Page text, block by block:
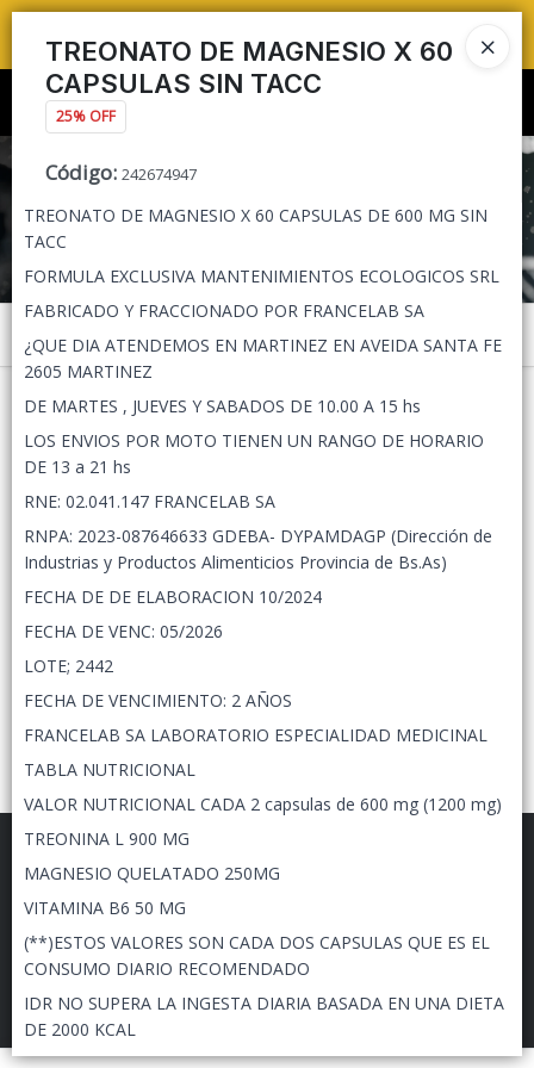
TREONATO DE MAGNESIO X 60
CAPSULAS SIN TACC
25% OFF
Código: 242674947
TREONATO DE MAGNESIO X 60 CAPSULAS DE 600 MG SIN
TACC
FORMULA EXCLUSIVA MANTENIMIENTOS ECOLOGICOS SRL
FABRICADO Y FRACCIONADO POR FRANCELAB SA
¿QUE DIA ATENDEMOS EN MARTINEZ EN AVEIDA SANTA FE
2605 MARTINEZ
DE MARTES , JUEVES Y SABADOS DE 10.00 A 15 hs
LOS ENVIOS POR MOTO TIENEN UN RANGO DE HORARIO
DE 13 a 21 hs
RNE: 02.041.147 FRANCELAB SA
RNPA: 2023-087646633 GDEBA- DYPAMDAGP (Dirección de
Industrias y Productos Alimenticios Provincia de Bs.As)
FECHA DE DE ELABORACION 10/2024
FECHA DE VENC: 05/2026
LOTE; 2442
FECHA DE VENCIMIENTO: 2 AÑOS
FRANCELAB SA LABORATORIO ESPECIALIDAD MEDICINAL
TABLA NUTRICIONAL
VALOR NUTRICIONAL CADA 2 capsulas de 600 mg (1200 mg)
TREONINA L 900 MG
MAGNESIO QUELATADO 250MG
VITAMINA B6 50 MG
(**)ESTOS VALORES SON CADA DOS CAPSULAS QUE ES EL
CONSUMO DIARIO RECOMENDADO
IDR NO SUPERA LA INGESTA DIARIA BASADA EN UNA DIETA
DE 2000 KCAL
PEDIDOS MAYORISTAS 🛒🔥 ENVÍOS A TODO ARGENTINA 🚚📦
PUNTOS DE VENTA
CÓMO COMPRAR
QUIÉNES SOMOS
TIENDA MINORISTA
CONTACTO
Menú
FILTROS
Lista vacía
EPIGENETIC LAB MAYORISTAS
Defensa de las y los consumidores. Para reclamos ingresá acá.